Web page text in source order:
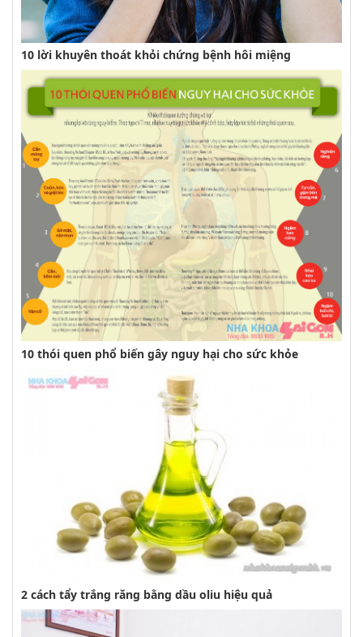
10 lời khuyên thoát khỏi chứng bệnh hôi miệng
10 thói quen phổ biến gây nguy hại cho sức khỏe
2 cách tẩy trắng răng bằng dầu oliu hiệu quả